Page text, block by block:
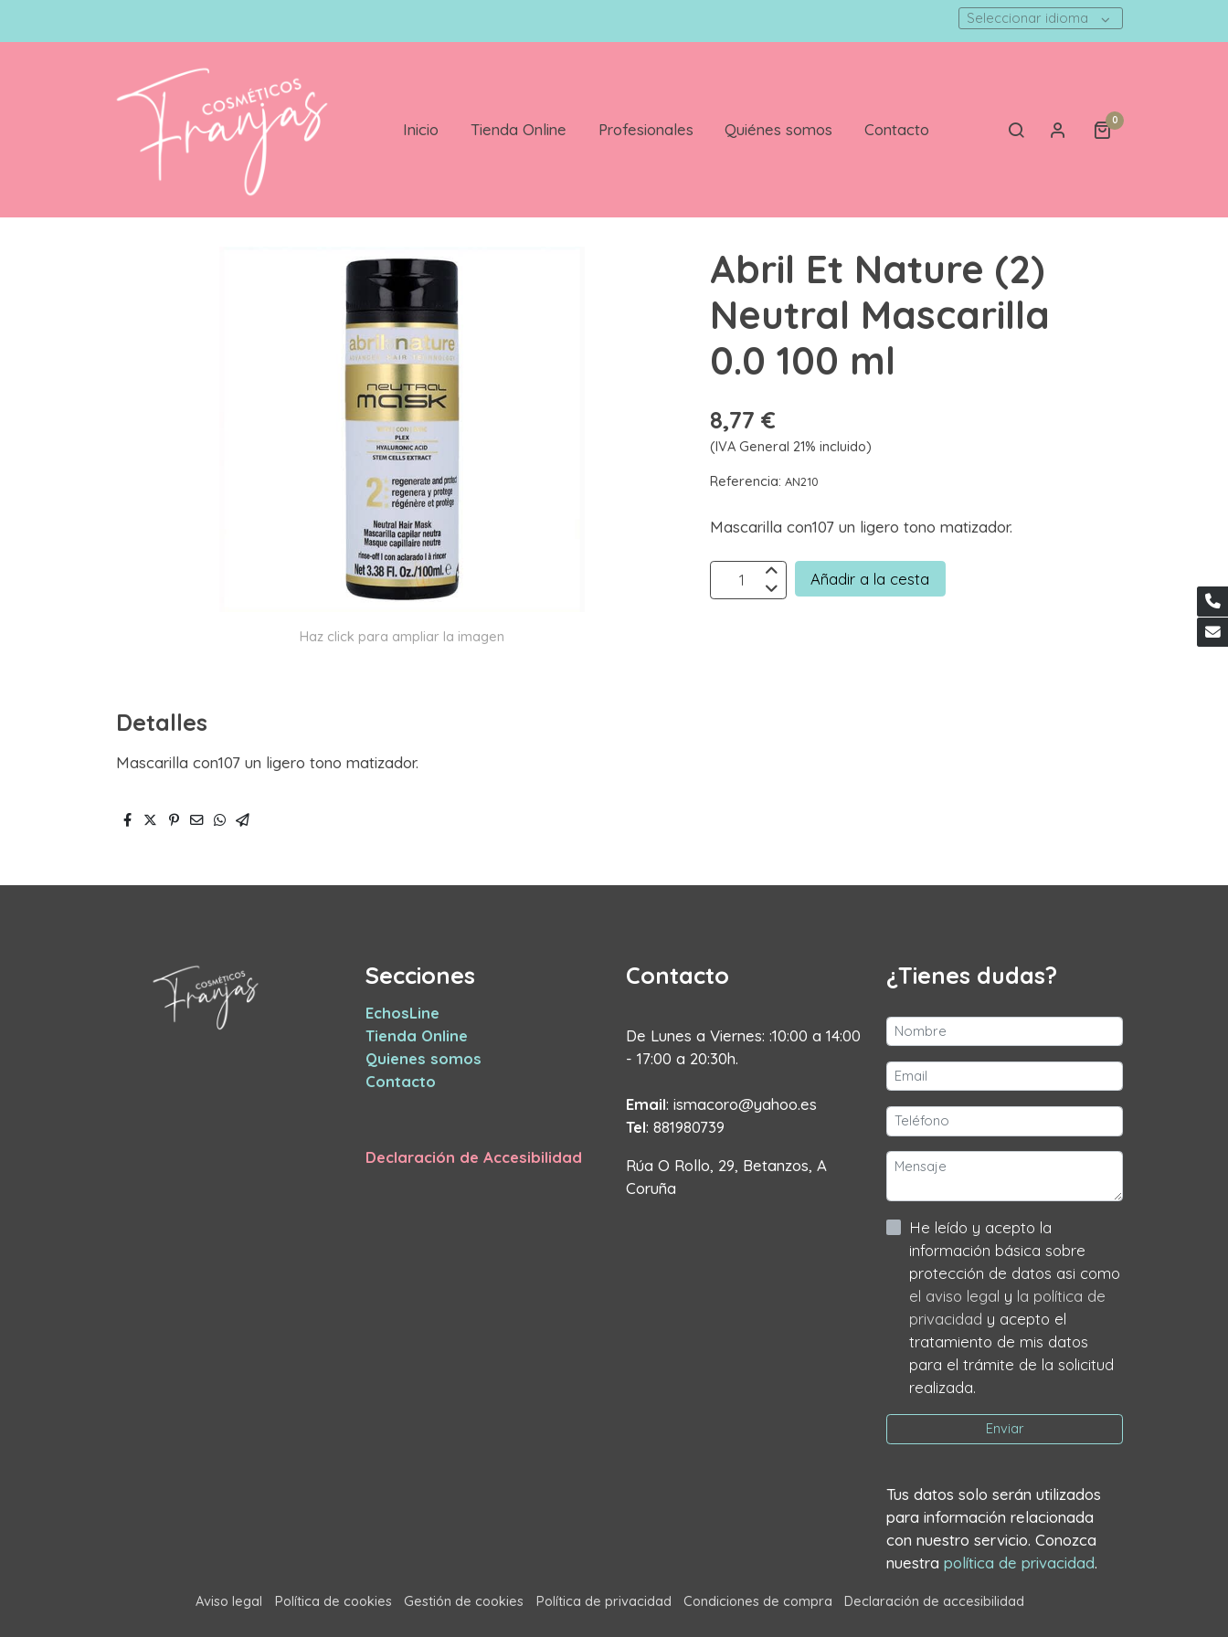
Seleccionar idioma
Inicio Tienda Online Profesionales Quiénes somos Contacto 0
Abril Et Nature (2) Neutral Mascarilla 0.0 100 ml
Haz click para ampliar la imagen
Detalles
Mascarilla con107 un ligero tono matizador.
Abril Et Nature (2)
Neutral Mascarilla
0.0 100 ml
8,77 €
(IVA General 21% incluido)
Referencia:AN210
Mascarilla con107 un ligero tono matizador.
Añadir a la cesta
Secciones
EchosLine
Tienda Online
Quienes somos
Contacto
Declaración de Accesibilidad
Contacto
De Lunes a Viernes: :10:00 a 14:00
- 17:00 a 20:30h.
Email: ismacoro@yahoo.es
Tel: 881980739
Rúa O Rollo, 29, Betanzos, A
Coruña
¿Tienes dudas?
He leído y acepto la
información básica sobre
protección de datos asi como
el aviso legal y la política de
privacidad y acepto el
tratamiento de mis datos
para el trámite de la solicitud
realizada.
Enviar
Tus datos solo serán utilizados
para información relacionada
con nuestro servicio. Conozca
nuestra política de privacidad.
Aviso legal Política de cookies Gestión de cookies Política de privacidad Condiciones de compra Declaración de accesibilidad